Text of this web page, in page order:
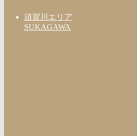
須賀川エリア
SUKAGAWA